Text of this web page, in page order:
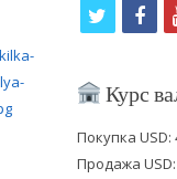
i
t
f
c
b
Курс
Покупка USD:
Продажа USD: